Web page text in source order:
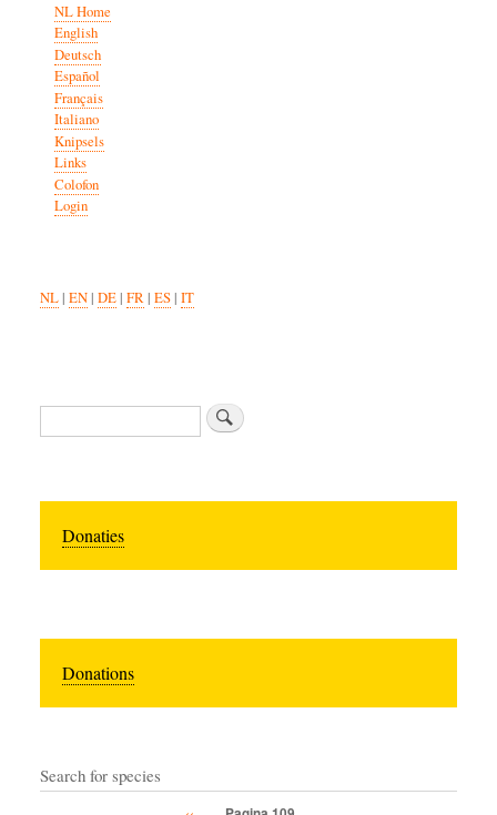
NL Home
English
Deutsch
Español
Français
Italiano
Knipsels
Links
Colofon
Login
NL| EN| DE| FR| ES| IT
Zoeken
Donaties
Donations
Search for species